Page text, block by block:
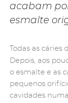
acabam
esmalte
Todas as
Depois, aos
o esmalte e as
pequenos
cavidades